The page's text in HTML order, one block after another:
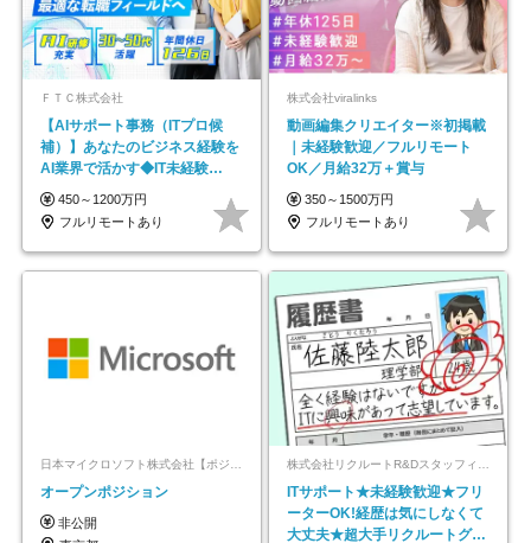
ＦＴＣ株式会社
【AIサポート事務（ITプロ候
補）】あなたのビジネス経験を
AI業界で活かす◆IT未経験
OK◆目指せるコンサル
450～1200万円
フルリモートあり
株式会社viralinks
動画編集クリエイター※初掲載
｜未経験歓迎／フルリモート
OK／月給32万＋賞与
350～1500万円
フルリモートあり
オープンポジション
非公開
ITサポート★未経験歓迎★フリ
ーターOK!経歴は気にしなくて
大丈夫★超大手リクルートグル